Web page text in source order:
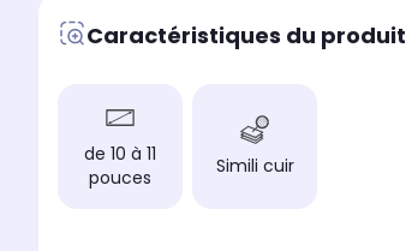
Caractéristiques du produit
de 10 à 11
pouces
Simili cuir